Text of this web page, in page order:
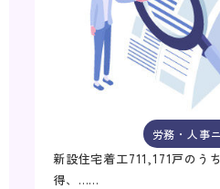
労務・人事
新設住宅着工711,171戸のう
得、……